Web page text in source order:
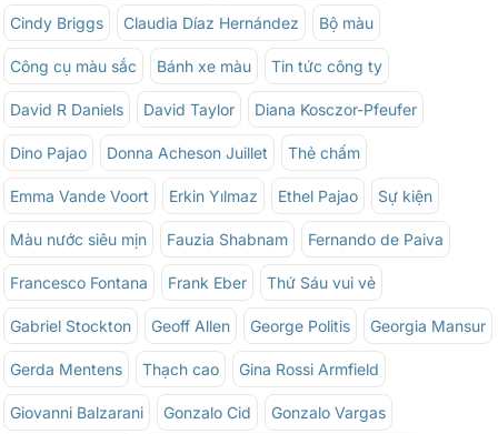
Cindy Briggs Claudia Díaz Hernández Bộ màu
Công cụ màu sắc Bánh xe màu Tin tức công ty
David R Daniels David Taylor Diana Kosczor-Pfeufer
Dino Pajao Donna Acheson Juillet Thẻ chấm
Emma Vande Voort Erkin Yılmaz Ethel Pajao Sự kiện
Màu nước siêu mịn Fauzia Shabnam Fernando de Paiva
Francesco Fontana Frank Eber Thứ Sáu vui vẻ
Gabriel Stockton Geoff Allen George Politis Georgia Mansur
Gerda Mentens Thạch cao Gina Rossi Armfield
Giovanni Balzarani Gonzalo Cid Gonzalo Vargas